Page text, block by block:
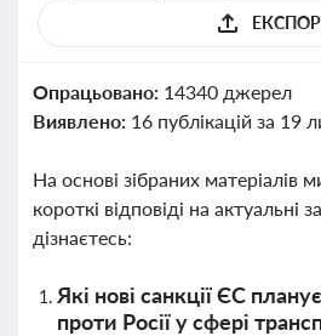
Опрацьовано: 14340 джерел
Виявлено: 16 публікацій за 19
На основі зібраних матеріалів
короткі відповіді на актуальні
дізнаєтесь:
Які нові санкції ЄС
проти Росії у сфері